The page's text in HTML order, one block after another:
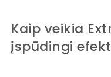
Kaip veikia
įspūdingi